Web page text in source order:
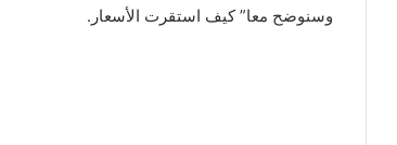
وسنوضح معا” كيف استقرت الأسعار.